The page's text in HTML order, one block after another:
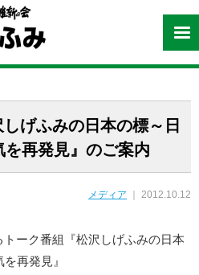
げふみの日本の標～日
再発見』のご案内
メディア ｜ 2012.10.12
ーク番組『松沢しげふみの日本
再発見』